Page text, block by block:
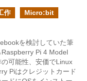
作 Micro:bit
を検討していた筆
Pi 4 Model
可能性、安価でLinux
Piはクレジットカード